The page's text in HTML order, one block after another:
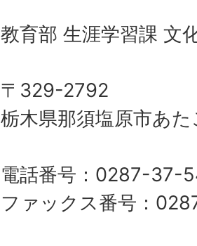
教育部 生涯学習課 文
〒329-2792
栃木県那須塩原市あ
電話番号：0287-37-
ファックス番号：